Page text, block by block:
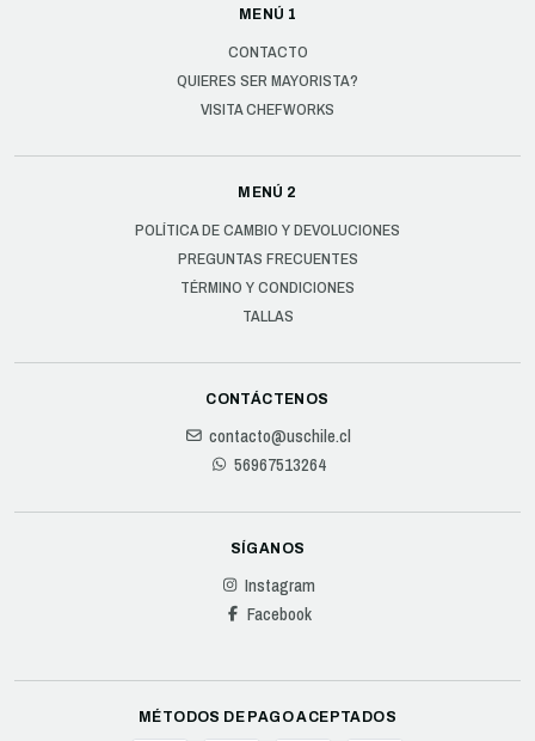
MENÚ 1
CONTACTO
QUIERES SER MAYORISTA?
VISITA CHEFWORKS
MENÚ 2
POLÍTICA DE CAMBIO Y DEVOLUCIONES
PREGUNTAS FRECUENTES
TÉRMINO Y CONDICIONES
TALLAS
CONTÁCTENOS
contacto@uschile.cl
56967513264
SÍGANOS
Instagram
Facebook
MÉTODOS DE PAGO ACEPTADOS